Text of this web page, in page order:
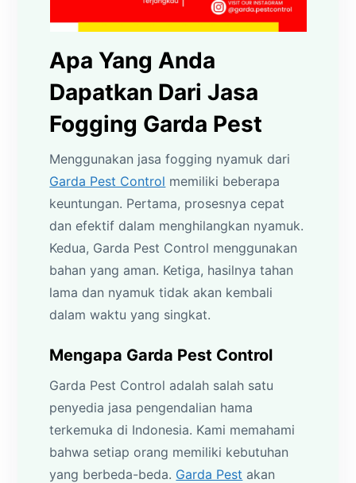
Apa Yang Anda
Dapatkan Dari Jasa
Fogging Garda Pest
Menggunakan jasa fogging nyamuk dari
Garda Pest Control memiliki beberapa
keuntungan. Pertama, prosesnya cepat
dan efektif dalam menghilangkan nyamuk.
Kedua, Garda Pest Control menggunakan
bahan yang aman. Ketiga, hasilnya tahan
lama dan nyamuk tidak akan kembali
dalam waktu yang singkat.
Mengapa Garda Pest Control
Garda Pest Control adalah salah satu
penyedia jasa pengendalian hama
terkemuka di Indonesia. Kami memahami
bahwa setiap orang memiliki kebutuhan
yang berbeda-beda. Garda Pest akan